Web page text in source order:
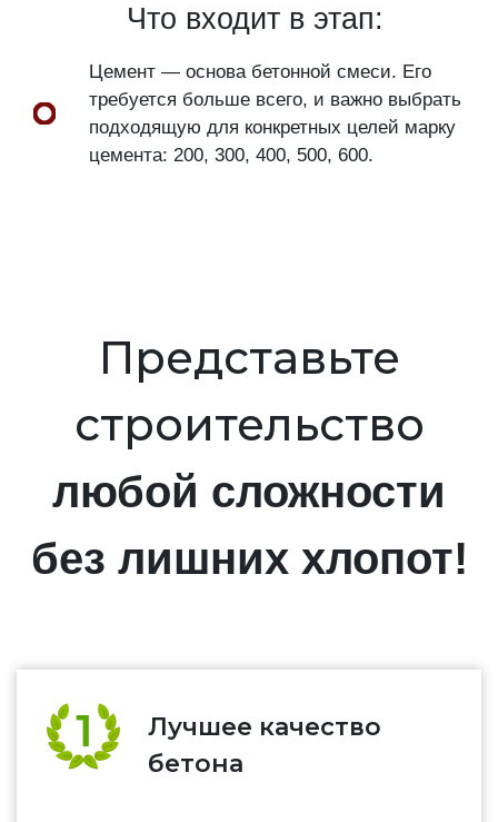
Что входит в этап:
Цемент — основа бетонной смеси. Его
требуется больше всего, и важно выбрать
подходящую для конкретных целей марку
цемента: 200, 300, 400, 500, 600.
Представьте
строительство
любой сложности
без лишних хлопот!
Лучшее качество
бетона